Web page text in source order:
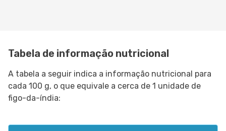
Tabela de informação nutricional
A tabela a seguir indica a informação nutricional para
cada 100 g, o que equivale a cerca de 1 unidade de
figo-da-índia: